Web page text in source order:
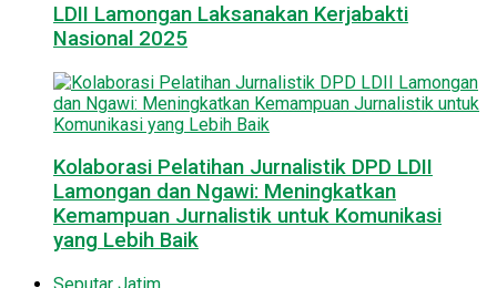
LDII Lamongan Laksanakan Kerjabakti
Nasional 2025
Kolaborasi Pelatihan Jurnalistik DPD LDII
Lamongan dan Ngawi: Meningkatkan
Kemampuan Jurnalistik untuk Komunikasi
yang Lebih Baik